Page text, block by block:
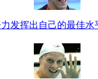
发挥出自己的最佳